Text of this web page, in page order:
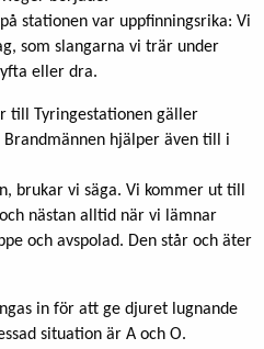
stationen var uppfinningsrika: Vi
som slangarna vi trär under
eller dra.
till Tyringestationen gäller
hjälper även till i
brukar vi säga. Vi kommer ut till
nästan alltid när vi lämnar
och avspolad. Den står och äter
in för att ge djuret lugnande
situation är A och O.